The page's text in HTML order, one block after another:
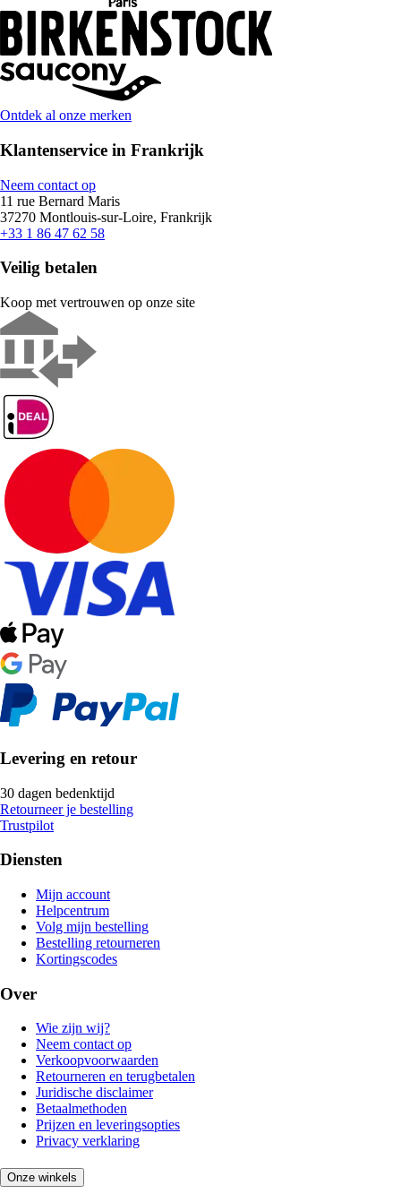
Ontdek al onze merken
Klantenservice in Frankrijk
Neem contact op
11 rue Bernard Maris
37270 Montlouis-sur-Loire, Frankrijk
+33 1 86 47 62 58
Veilig betalen
Koop met vertrouwen op onze site
Levering en retour
30 dagen bedenktijd
Retourneer je bestelling
Trustpilot
Diensten
Mijn account
Helpcentrum
Volg mijn bestelling
Bestelling retourneren
Kortingscodes
Over
Wie zijn wij?
Neem contact op
Verkoopvoorwaarden
Retourneren en terugbetalen
Juridische disclaimer
Betaalmethoden
Prijzen en leveringsopties
Privacy verklaring
Onze winkels